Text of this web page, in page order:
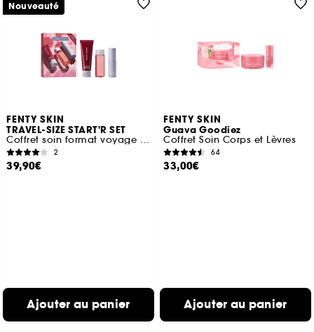
FENTY SKIN
TRAVEL-SIZE START'R SET
Coffret soin format voyage pour peaux mixtes à grasses
2
39,90€
Ajouter au panier
Nouveauté
FENTY SKIN
Guava Goodiez
Coffret Soin Corps et Lèvres
64
33,00€
Ajouter au panier